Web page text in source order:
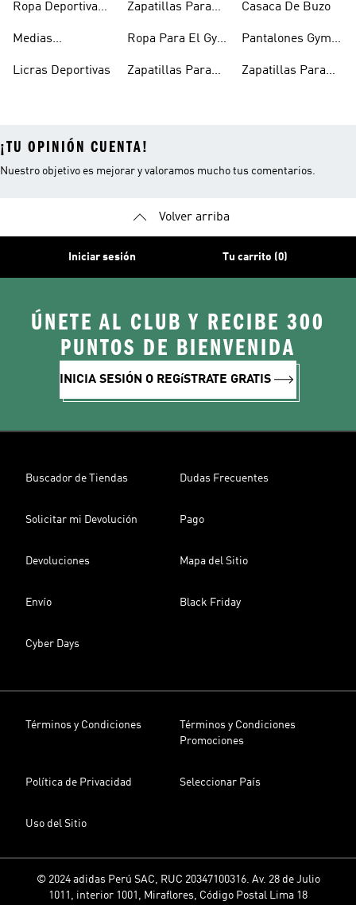
Ropa Deportiva
Medias
Licras Deportivas
Zapatillas Para
Ropa Para El Gym
Zapatillas Para
Casaca De Buzo
Pantalones Gym
Zapatillas Para
¡TU OPINIÓN CUENTA!
Nuestro objetivo es mejorar y valoramos mucho tus comentarios.
Volver arriba
Iniciar sesión Tu carrito (0)
ÚNETE AL CLUB Y RECIBE 300
PUNTOS DE BIENVENIDA
INICIA SESIÓN O REGíSTRATE GRATIS
Buscador de Tiendas Dudas Frecuentes
Solicitar mi Devolución Pago
Devoluciones Mapa del Sitio
Envío Black Friday
Cyber Days
Términos y Condiciones
Términos y Condiciones
Promociones
Política de Privacidad Seleccionar País
Uso del Sitio
© 2024 adidas Perú SAC, RUC 20347100316. Av. 28 de Julio
1011, interior 1001, Miraflores, Código Postal Lima 18